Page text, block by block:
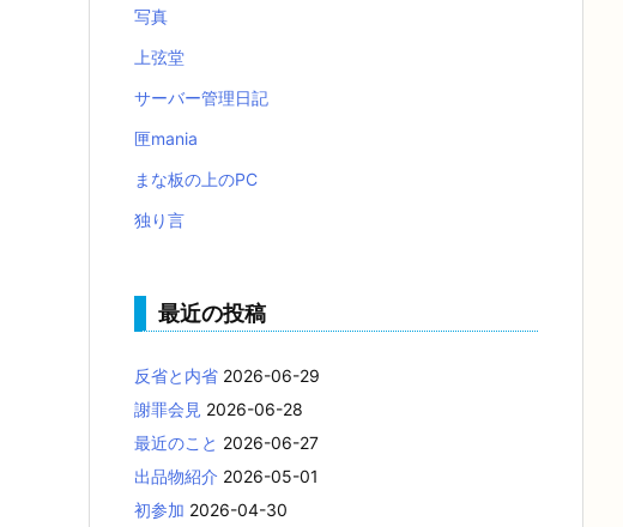
写真
上弦堂
サーバー管理日記
匣mania
まな板の上のPC
独り言
最近の投稿
反省と内省 2026-06-29
謝罪会見 2026-06-28
最近のこと 2026-06-27
出品物紹介 2026-05-01
初参加 2026-04-30